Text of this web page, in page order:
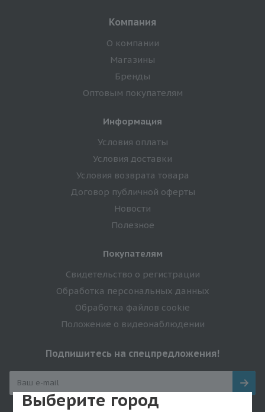
Выберите город
Компания
О компании
Магазины
Бренды
Оптовым покупателям
Информация
Условия оплаты
Условия доставки
Условия возврата товара
Договор публичной оферты
Новости
Полезное
Покупателям
Свидетельство о регистрации
Обработка персональных данных
Обработка файлов cookie
Положение о видеонаблюдении
Подпишитесь на спецпредложения!